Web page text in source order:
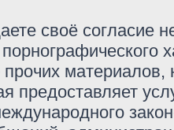
своё согласие
прочих
предоставляет